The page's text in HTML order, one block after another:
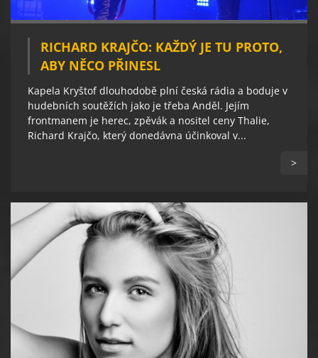
RICHARD KRAJČO: KAŽDÝ JE TU PROTO,
ABY NĚCO PŘINESL
Kapela Kryštof dlouhodobě plní česká rádia a boduje v
hudebních soutěžích jako je třeba Anděl. Jejím
frontmanem je herec, zpěvák a nositel ceny Thalie,
Richard Krajčo, který donedávna účinkoval v...
>